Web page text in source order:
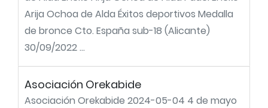
Arija Ochoa de Alda Éxitos deportivos Medalla
de bronce Cto. España sub-18 (Alicante)
30/09/2022 ...
Asociación Orekabide
Asociación Orekabide 2024-05-04 4 de mayo